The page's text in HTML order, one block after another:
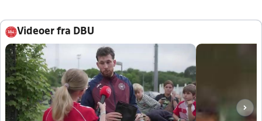
Videoer fra DBU